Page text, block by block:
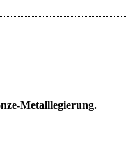
Metalllegierung.